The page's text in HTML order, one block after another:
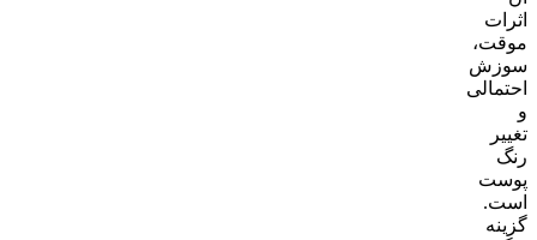
اثرات
موقت،
سوزش
احتمالی
و
تغییر
رنگ
پوست
است.
گزینه